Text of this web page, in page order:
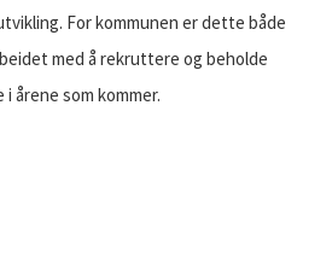
For kommunen er dette både
med å rekruttere og beholde
årene som kommer.